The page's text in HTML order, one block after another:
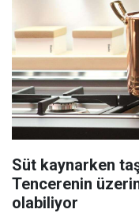
Süt kaynarken
Tencerenin
olabiliyor